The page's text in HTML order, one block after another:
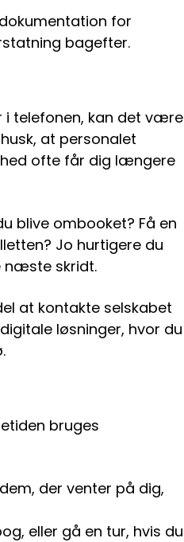
for
bagefter.
i telefonen, kan det være
at personalet
ofte får dig længere
blive ombooket? Få en
Jo hurtigere du
næste skridt.
at kontakte selskabet
løsninger, hvor du
bruges
der venter på dig,
eller gå en tur, hvis du